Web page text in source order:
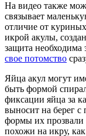
На видео также
связывает
отличие от
икрой акулы,
защита необходима
свое потомство
Яйца акул могут
быть формой
фиксации яйца за
выносит на берег
формы их прозвали
похожи на икру,